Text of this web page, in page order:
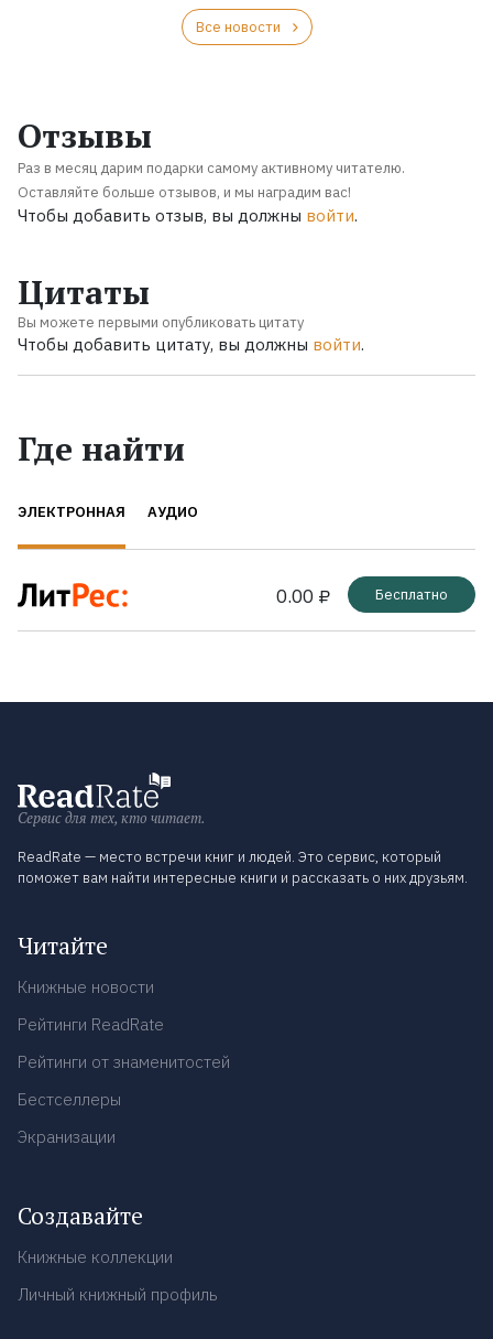
Все новости
Отзывы
Раз в месяц дарим подарки самому активному читателю.
Оставляйте больше отзывов, и мы наградим вас!
Чтобы добавить отзыв, вы должны войти.
Цитаты
Вы можете первыми опубликовать цитату
Чтобы добавить цитату, вы должны войти.
Где найти
ЭЛЕКТРОННАЯ АУДИО
0.00 ₽ Бесплатно
Сервис для тех, кто читает.
ReadRate — место встречи книг и людей. Это сервис, который
поможет вам найти интересные книги и рассказать о них друзьям.
Читайте
Книжные новости
Рейтинги ReadRate
Рейтинги от знаменитостей
Бестселлеры
Экранизации
Создавайте
Книжные коллекции
Личный книжный профиль